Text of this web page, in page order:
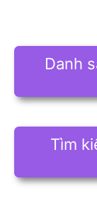
Danh
Tìm